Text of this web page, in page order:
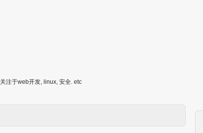
关注于web开发, linux, 安全. etc